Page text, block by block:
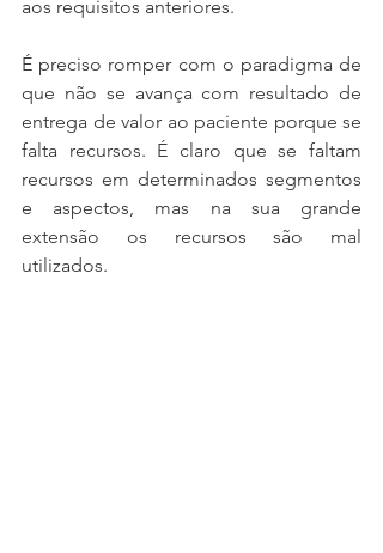
aos requisitos anteriores.
É preciso romper com o paradigma de
que não se avança com resultado de
entrega de valor ao paciente porque se
falta recursos. É claro que se faltam
recursos em determinados segmentos
e aspectos, mas na sua grande
extensão os recursos são mal
utilizados.